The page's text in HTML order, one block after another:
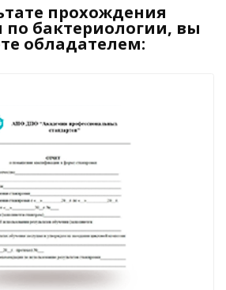
прохождения
по бактериологии, вы
обладателем: